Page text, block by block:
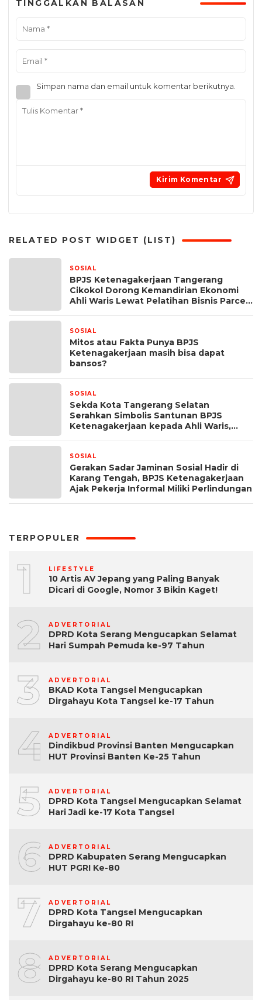
TINGGALKAN BALASAN
Simpan nama dan email untuk komentar berikutnya.
RELATED POST WIDGET (LIST)
SOSIAL
BPJS Ketenagakerjaan Tangerang
Cikokol Dorong Kemandirian Ekonomi
Ahli Waris Lewat Pelatihan Bisnis Parcel
SOSIAL
Mitos atau Fakta Punya BPJS
Ketenagakerjaan masih bisa dapat
bansos?
SOSIAL
Sekda Kota Tangerang Selatan
Serahkan Simbolis Santunan BPJS
Ketenagakerjaan kepada Ahli Waris,
SOSIAL
Gerakan Sadar Jaminan Sosial Hadir di
Karang Tengah, BPJS Ketenagakerjaan
Ajak Pekerja Informal Miliki Perlindungan
TERPOPULER
1 LIFESTYLE
10 Artis AV Jepang yang Paling Banyak
Dicari di Google, Nomor 3 Bikin Kaget!
2 ADVERTORIAL
DPRD Kota Serang Mengucapkan Selamat
Hari Sumpah Pemuda ke-97 Tahun
3 ADVERTORIAL
BKAD Kota Tangsel Mengucapkan
Dirgahayu Kota Tangsel ke-17 Tahun
4 ADVERTORIAL
Dindikbud Provinsi Banten Mengucapkan
HUT Provinsi Banten Ke-25 Tahun
5 ADVERTORIAL
DPRD Kota Tangsel Mengucapkan Selamat
Hari Jadi ke-17 Kota Tangsel
6 ADVERTORIAL
DPRD Kabupaten Serang Mengucapkan
HUT PGRI Ke-80
7 ADVERTORIAL
DPRD Kota Tangsel Mengucapkan
Dirgahayu ke-80 RI
8 ADVERTORIAL
DPRD Kota Serang Mengucapkan
Dirgahayu ke-80 RI Tahun 2025